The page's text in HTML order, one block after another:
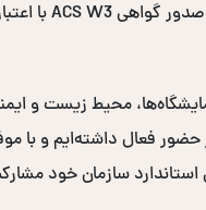
آزمایشگاه‌ها، محیط زیست
در فرآیند استانداردسازی کشور
سازمان خود